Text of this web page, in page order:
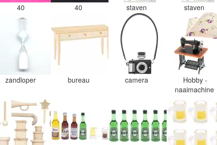
40 40 staven staven
zandloper bureau camera
Hobby -
naaimachine